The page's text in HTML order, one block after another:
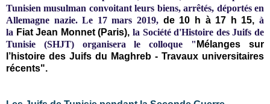
Tunisien musulman convoitant leurs biens, arrêtés, déportés en
Allemagne nazie.Le 17 mars 2019, de 10 h à 17 h 15,à
la Fiat Jean Monnet (Paris),la Société d'Histoire des Juifs de
Tunisie (SHJT) organisera le colloque " Mélanges sur
l’histoire des Juifs du Maghreb - Travaux universitaires
récents".